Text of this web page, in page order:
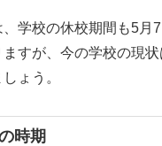
、学校の休校期間も5月
ますが、今の学校の現
ょう。
時期